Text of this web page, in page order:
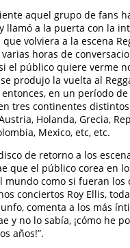
aquel grupo de fans
llamó a la puerta con la
volviera a la escena
horas de
el público quiere verme
produjo la vuelta al
en un período
tres continentes
Holanda, Grecia,
Mexico, etc, etc.
de retorno a los
que el público corea en
mundo como si fueran los
conciertos Roy Ellis,
comenta a los más
y no lo sabía, ¡cómo he
años!”.